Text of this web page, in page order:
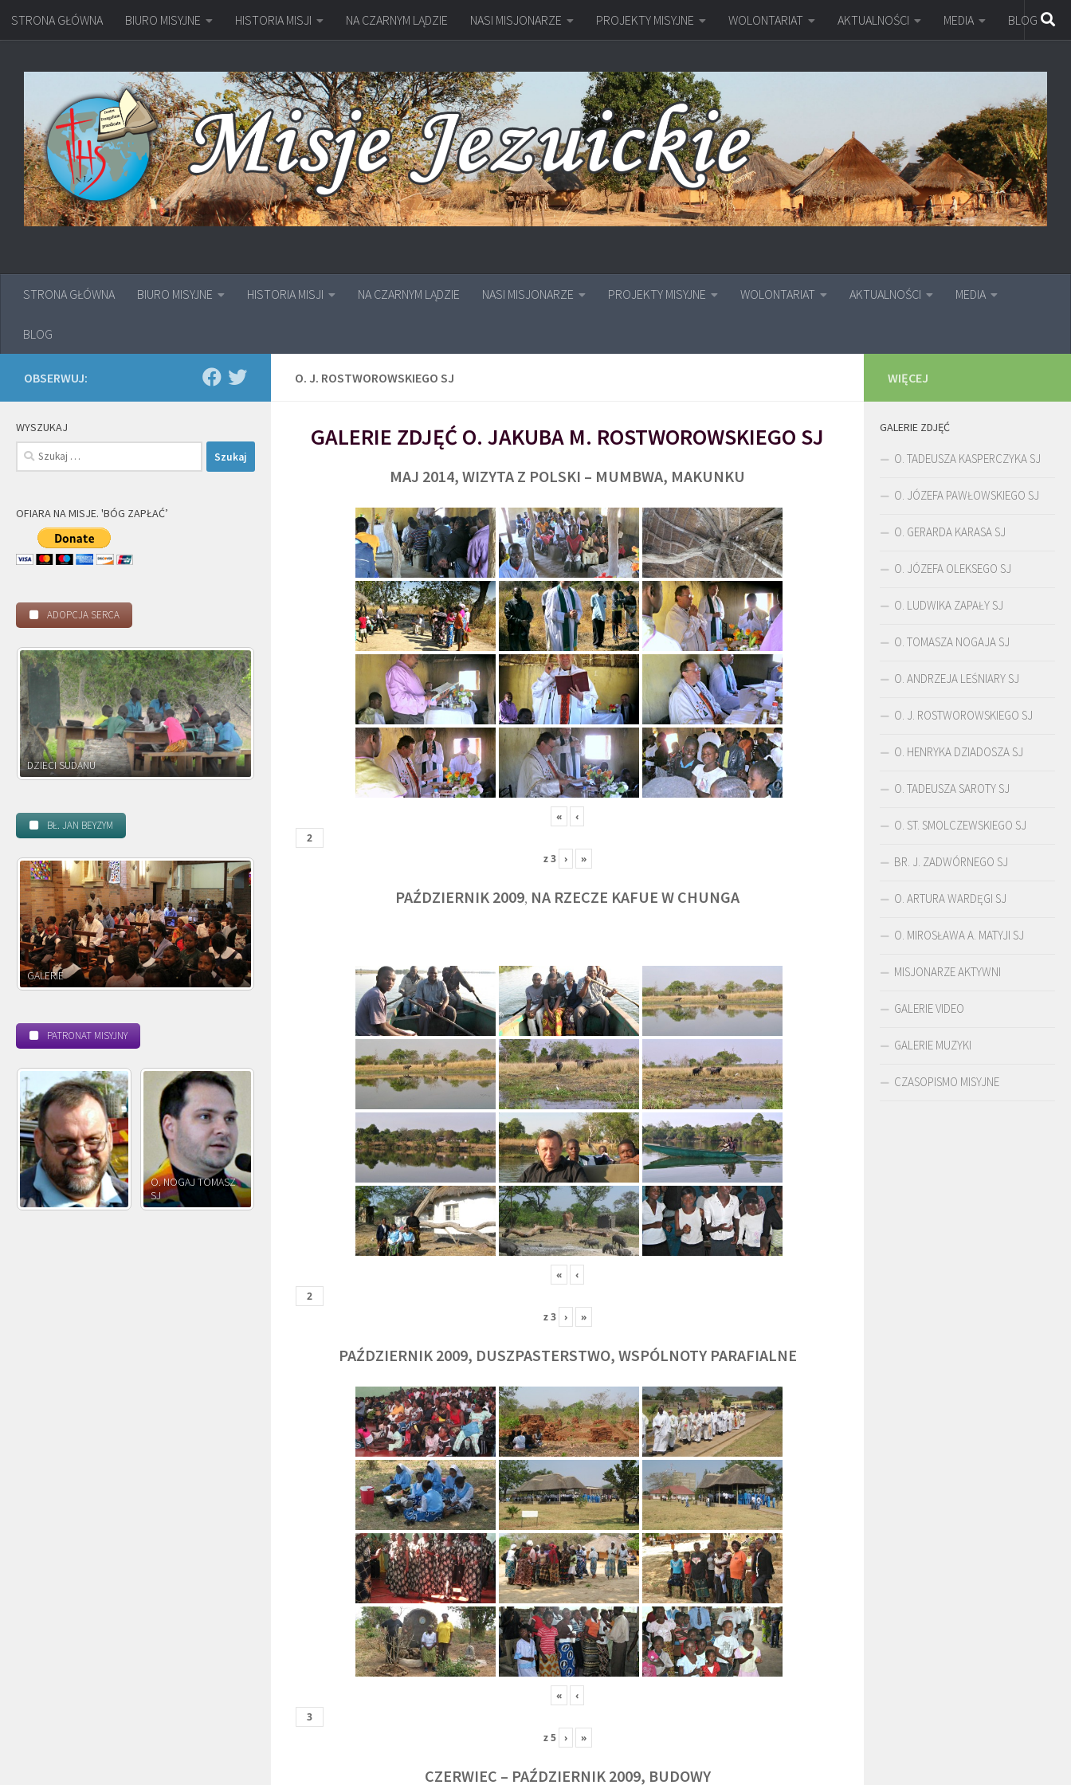
Przejdź do treści
STRONA GŁÓWNA BIURO MISYJNE HISTORIA MISJI NA CZARNYM LĄDZIE NASI MISJONARZE PROJEKTY MISYJNE WOLONTARIAT AKTUALNOŚCI MEDIA BLOG
STRONA GŁÓWNA BIURO MISYJNE HISTORIA MISJI NA CZARNYM LĄDZIE NASI MISJONARZE PROJEKTY MISYJNE WOLONTARIAT AKTUALNOŚCI MEDIA
BLOG
O. J. ROSTWOROWSKIEGO SJ
GALERIE ZDJĘĆ O. JAKUBA M. ROSTWOROWSKIEGO SJ
MAJ 2014, WIZYTA Z POLSKI – MUMBWA, MAKUNKU
« ‹
z3 › »
PAŹDZIERNIK 2009, NA RZECZE KAFUE W CHUNGA
« ‹
z3 › »
PAŹDZIERNIK 2009, DUSZPASTERSTWO, WSPÓLNOTY PARAFIALNE
« ‹
z5 › »
CZERWIEC – PAŹDZIERNIK 2009, BUDOWY
OBSERWUJ:
WYSZUKAJ
Szukaj:
OFIARA NA MISJE. 'BÓG ZAPŁAĆ’
ADOPCJA SERCA
DZIECI ZAMBII
BŁ. JAN BEYZYM
POWOŁANIE MISYJNE KULT DUCHOWOŚĆ
PATRONAT MISYJNY
O. JÓZEF OLEKSY SJ
O. JÓZEF
PAWŁOWSKI SJ
ROSTWOROWSKI SJ
O. TADEUSZ SAROTA
SJ
O. ARTUR WARDĘGA
SJ
BR. JERZY
ZADWÓRNY SJ
WIĘCEJ
GALERIE ZDJĘĆ
O. TADEUSZA KASPERCZYKA SJ
O. JÓZEFA PAWŁOWSKIEGO SJ
O. GERARDA KARASA SJ
O. JÓZEFA OLEKSEGO SJ
O. LUDWIKA ZAPAŁY SJ
O. TOMASZA NOGAJA SJ
O. ANDRZEJA LEŚNIARY SJ
O. J. ROSTWOROWSKIEGO SJ
O. HENRYKA DZIADOSZA SJ
O. TADEUSZA SAROTY SJ
O. ST. SMOLCZEWSKIEGO SJ
BR. J. ZADWÓRNEGO SJ
O. ARTURA WARDĘGI SJ
O. MIROSŁAWA A. MATYJI SJ
MISJONARZE AKTYWNI
GALERIE VIDEO
GALERIE MUZYKI
CZASOPISMO MISYJNE